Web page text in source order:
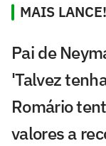
MAIS LANCE!
Pai de
'Talvez
Romário
valores a